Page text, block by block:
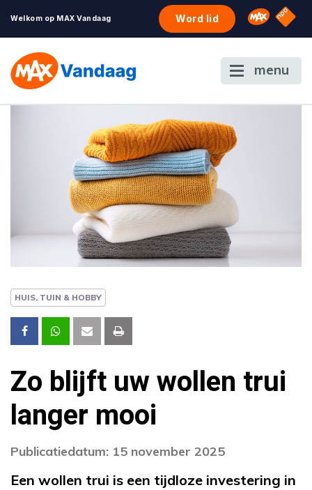
Welkom op MAX Vandaag Word lid Omroep
NPO
menu
HUIS, TUIN & HOBBY
Zo blijft uw wollen trui
langer mooi
Publicatiedatum: 15 november 2025
Een wollen trui is een tijdloze investering in